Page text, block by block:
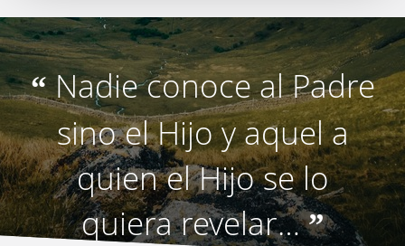
“Nadie conoce al Padre
sino el Hijo y aquel a
quien el Hijo se lo
quiera revelar…”